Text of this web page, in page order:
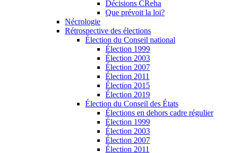
Décisions CReha
Que prévoit la loi?
Nécrologie
Rétrospective des élections
Élection du Conseil national
Élection 1999
Élection 2003
Élection 2007
Élection 2011
Élection 2015
Élection 2019
Élection du Conseil des États
Élections en dehors cadre régulier
Élection 1999
Élection 2003
Élection 2007
Élection 2011